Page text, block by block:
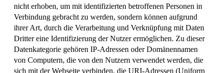
nicht erhoben, um mit identifizierten betroffenen Personen in
Verbindung gebracht zu werden, sondern können aufgrund
ihrer Art, durch die Verarbeitung und Verknüpfung mit Daten
Dritter eine Identifizierung der Nutzer ermöglichen. Zu dieser
Datenkategorie gehören IP-Adressen oder Domänennamen
von Computern, die von den Nutzern verwendet werden, die
sich mit der Webseite verbinden, die URI-Adressen (Uniform